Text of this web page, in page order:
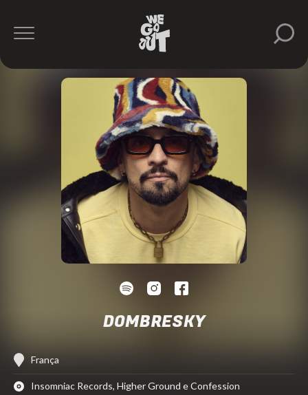
DOMBRESKY
França
Insomniac Records, Higher Ground e Confession